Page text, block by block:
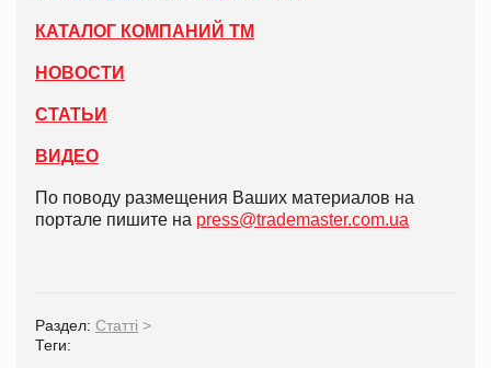
КАТАЛОГ КОМПАНИЙ ТМ
НОВОСТИ
СТАТЬИ
ВИДЕО
По поводу размещения Ваших материалов на
портале пишите на press@trademaster.com.ua
Раздел: Статті >
Теги: